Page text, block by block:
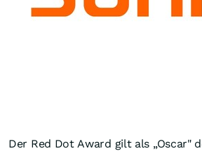
Der Red Dot Award gilt als „Oscar"